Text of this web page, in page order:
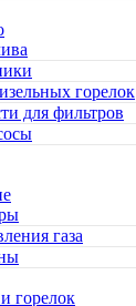
горелок
для фильтров
газа
горелок